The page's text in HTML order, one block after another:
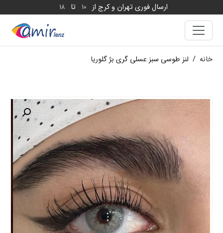
ارسال فوری تهران و کرج از 10 تا 18
خانه / لنز طوسی سبز عسلی گری بژ گلوریا